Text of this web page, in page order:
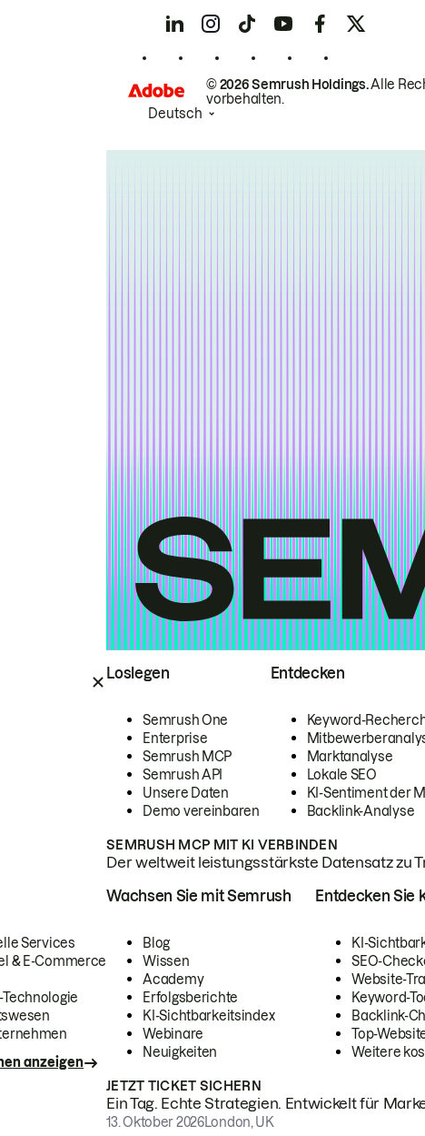
Loslegen
Semrush One
Enterprise
Semrush MCP
Semrush API
Unsere Daten
Demo vereinbaren
Entdecken
Keyword-
Marktanalyse
Lokale SEO
KI-Sentiment der
Backlink-Analyse
SEMRUSH MCP MIT KI VERBINDEN
Der weltweit leistungsstärkste Datensatz zu
Services
& E-Commerce
Technologie
anzeigen
Wachsen Sie mit Semrush
Blog
Wissen
Academy
Erfolgsberichte
KI-Sichtbarkeitsindex
Webinare
Neuigkeiten
Entdecken Sie
KI-
SEO-
Website-
Keyword-
Backlink-
Top-
Weitere
JETZT TICKET SICHERN
Ein Tag. Echte Strategien. Entwickelt für
13. Oktober 2026London, UK
© 2026 Semrush Holdings.Alle
vorbehalten.
Deutsch